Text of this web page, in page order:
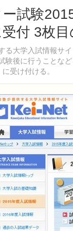
ー試験
付 3枚
る大学入試情報サ
験後に行うことな
受け付ける。